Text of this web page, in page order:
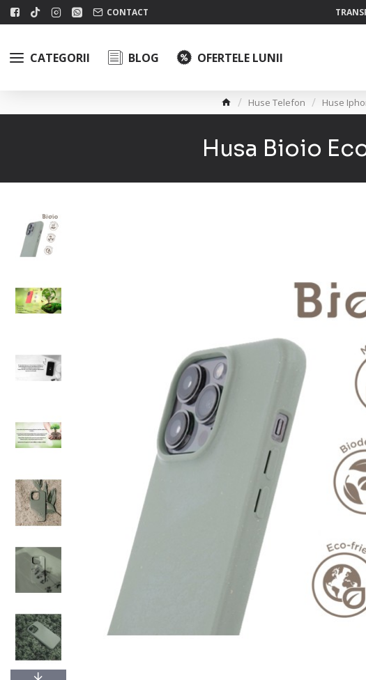
CONTACT
CATEGORII BLOG OFERTELE LUNII
Huse Telefon Huse
Husa Bioio